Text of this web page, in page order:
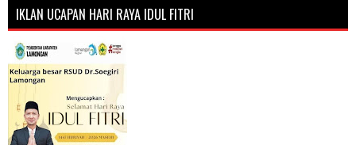
IKLAN UCAPAN HARI RAYA IDUL FITRI